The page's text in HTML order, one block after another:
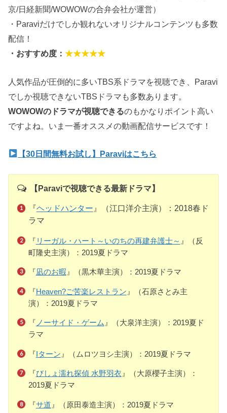
京/日経新聞/WOWOWの合弁会社が運営）
・Paraviだけでしか観れないオリジナルコンテンツも多数
配信！
・おすすめ度：★★★★★
人気作品が圧倒的に多いTBS系ドラマを視聴でき、Paravi
でしか視聴できないTBSドラマも多数あります。
WOWOWのドラマが視聴できるのもかなりポイント高い
ですよね。いま一番オススメの動画配信サービスです！
【30日間無料お試し】Paraviはこちら
【Paraviで視聴できる最新ドラマ】
『ヘッドハンター 』（江口洋介主演）：2018春ド
ラマ
『 リーガル・ハート～いのちの再建弁護士～ 』（反
町隆史主演）：2019夏ドラマ
『凪のお暇 』（黒木華主演）：2019夏ドラマ
『Heaven?ご苦楽レストラン 』（石原さとみ主
演）：2019夏ドラマ
『 ノーサイド・ゲーム 』（大泉洋主演）：2019夏ド
ラマ
『Iターン 』（ムロツヨシ主演）：2019夏ドラマ
『びしょ濡れ探偵 水野羽衣 』（大原櫻子主演）：
2019夏ドラマ
『サ道 』（原田泰造主演）：2019夏ドラマ